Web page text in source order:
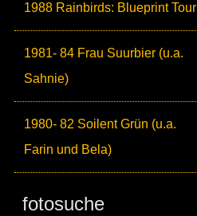
1988 Rainbirds: Blueprint Tour
1981- 84 Frau Suurbier (u.a.
Sahnie)
1980- 82 Soilent Grün (u.a.
Farin und Bela)
fotosuche